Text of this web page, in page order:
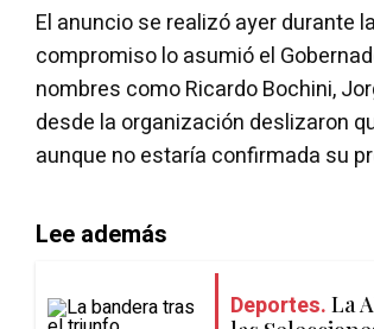
El anuncio se realizó ayer durante
compromiso lo asumió el
nombres como Ricardo Bochini,
desde la organización deslizaron
aunque no estaría confirmada su
Lee además
Deportes. La